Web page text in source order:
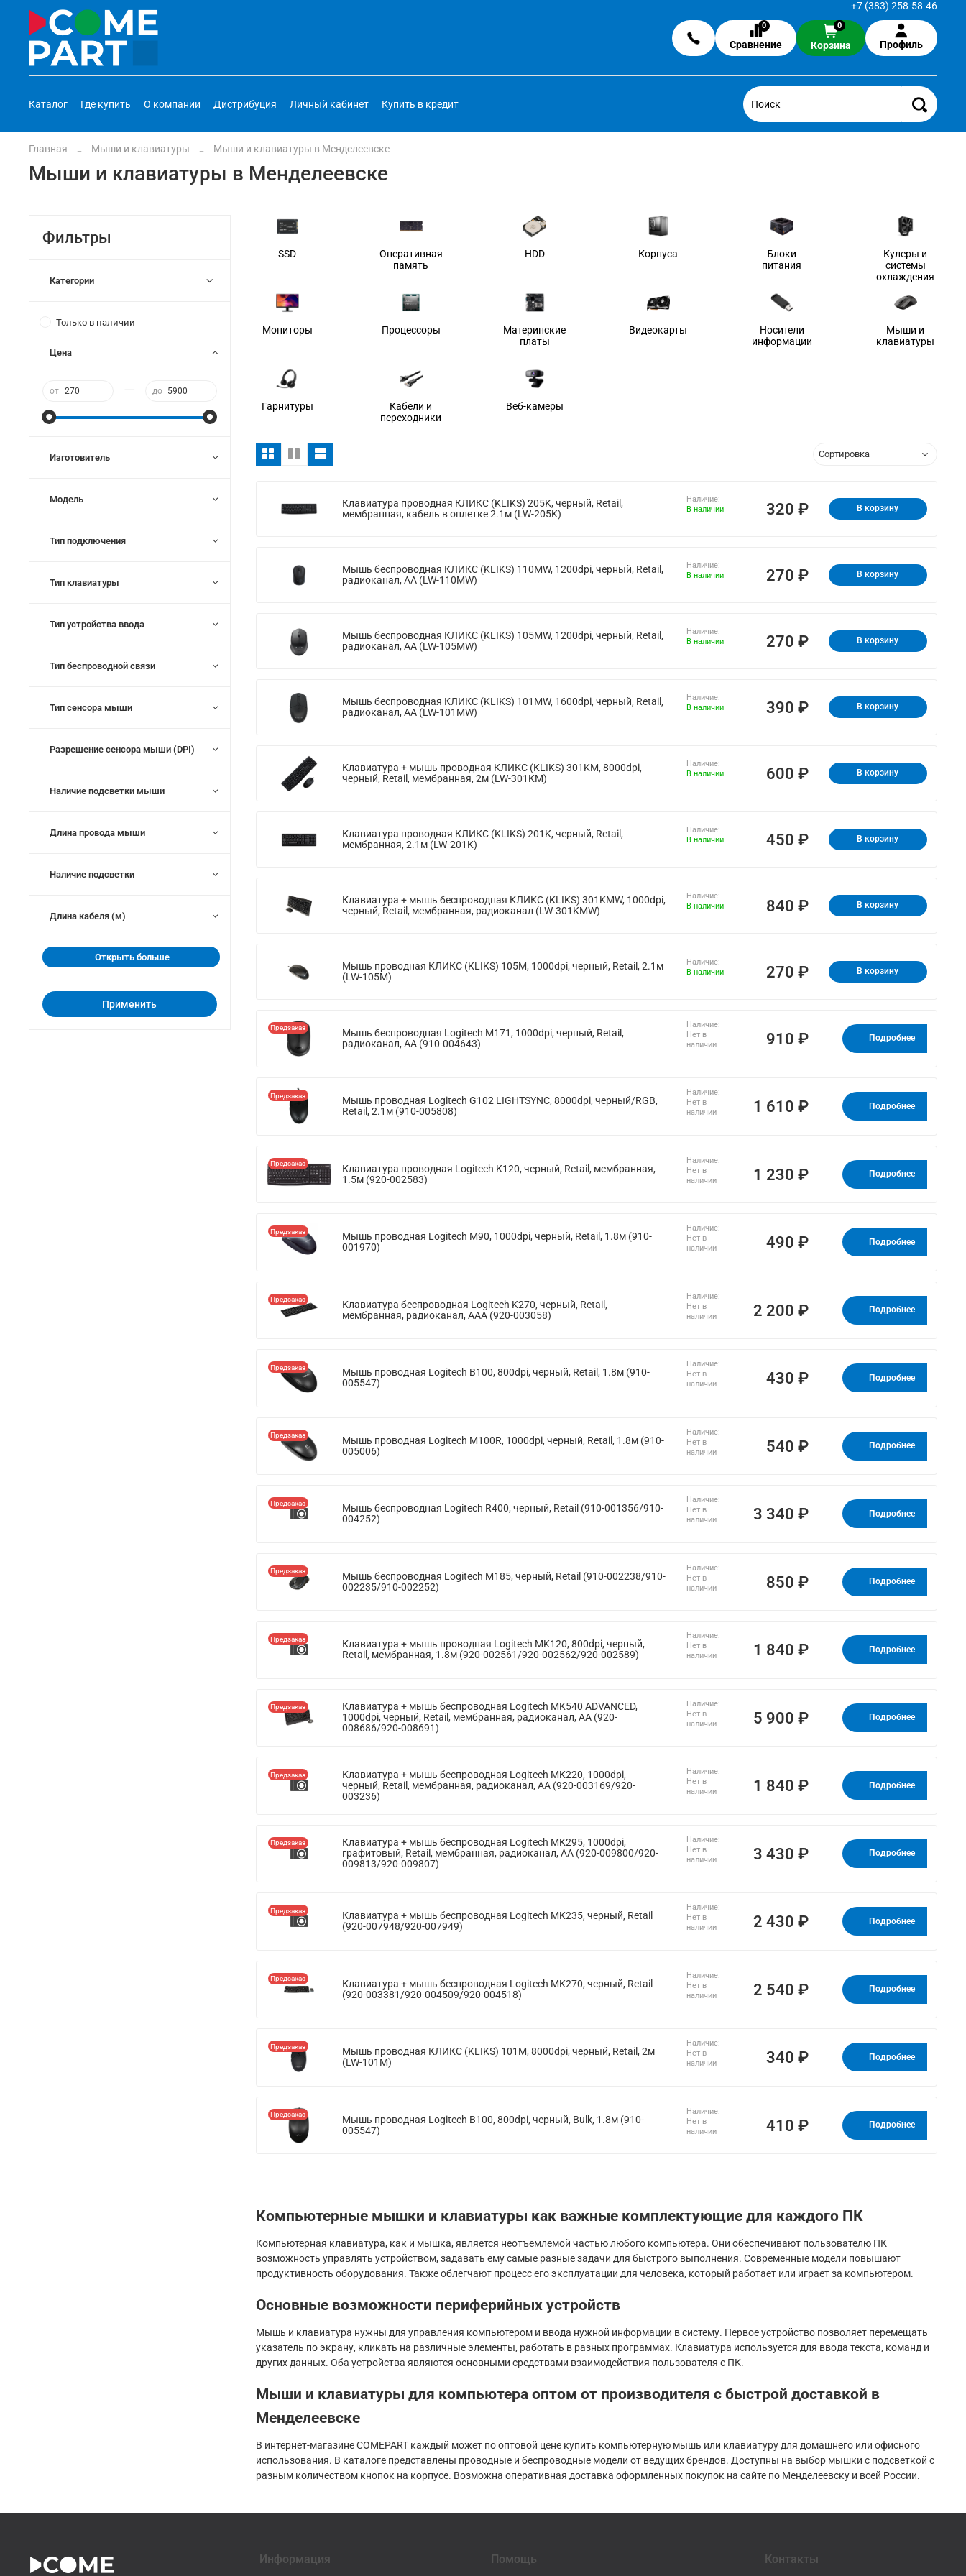
+7 (383) 258-58-46
0
Сравнение
0
Корзина Профиль
Каталог Где купить О компании Дистрибуция Личный кабинет Купить в кредит
Главная Мыши и клавиатуры Мыши и клавиатуры в Менделеевске
Мыши и клавиатуры в Менделеевске
SSD
Оперативная
память
HDD Корпуса
Блоки
питания
Кулеры и
системы
охлаждения
Мониторы Процессоры
Материнские
платы
Видеокарты
Носители
информации
Мыши и
клавиатуры
Гарнитуры
Кабели и
переходники
Веб-камеры
Клавиатура проводная КЛИКС (KLIKS) 205K, черный, Retail,
мембранная, кабель в оплетке 2.1м (LW-205K)
Наличие:
В наличии
320 ₽ В корзину
Мышь беспроводная КЛИКС (KLIKS) 110MW, 1200dpi, черный, Retail,
радиоканал, AA (LW-110MW)
Наличие:
В наличии
270 ₽ В корзину
Мышь беспроводная КЛИКС (KLIKS) 105MW, 1200dpi, черный, Retail,
радиоканал, AA (LW-105MW)
Наличие:
В наличии
270 ₽ В корзину
Мышь беспроводная КЛИКС (KLIKS) 101MW, 1600dpi, черный, Retail,
радиоканал, AA (LW-101MW)
Наличие:
В наличии
390 ₽ В корзину
Клавиатура + мышь проводная КЛИКС (KLIKS) 301KM, 8000dpi,
черный, Retail, мембранная, 2м (LW-301KM)
Наличие:
В наличии
600 ₽ В корзину
Клавиатура проводная КЛИКС (KLIKS) 201K, черный, Retail,
мембранная, 2.1м (LW-201K)
Наличие:
В наличии
450 ₽ В корзину
Клавиатура + мышь беспроводная КЛИКС (KLIKS) 301KMW, 1000dpi,
черный, Retail, мембранная, радиоканал (LW-301KMW)
Наличие:
В наличии
840 ₽ В корзину
Мышь проводная КЛИКС (KLIKS) 105M, 1000dpi, черный, Retail, 2.1м
(LW-105M)
Наличие:
В наличии
270 ₽ В корзину
Предзаказ
Мышь беспроводная Logitech M171, 1000dpi, черный, Retail,
радиоканал, AA (910-004643)
Наличие:
Нет в
наличии
910 ₽ Подробнее
Предзаказ
Мышь проводная Logitech G102 LIGHTSYNC, 8000dpi, черный/RGB,
Retail, 2.1м (910-005808)
Наличие:
Нет в
наличии
1 610 ₽ Подробнее
Предзаказ
Клавиатура проводная Logitech K120, черный, Retail, мембранная,
1.5м (920-002583)
Наличие:
Нет в
наличии
1 230 ₽ Подробнее
Предзаказ
Мышь проводная Logitech M90, 1000dpi, черный, Retail, 1.8м (910-
001970)
Наличие:
Нет в
наличии
490 ₽ Подробнее
Предзаказ
Клавиатура беспроводная Logitech K270, черный, Retail,
мембранная, радиоканал, AAA (920-003058)
Наличие:
Нет в
наличии
2 200 ₽ Подробнее
Предзаказ
Мышь проводная Logitech B100, 800dpi, черный, Retail, 1.8м (910-
005547)
Наличие:
Нет в
наличии
430 ₽ Подробнее
Предзаказ
Мышь проводная Logitech M100R, 1000dpi, черный, Retail, 1.8м (910-
005006)
Наличие:
Нет в
наличии
540 ₽ Подробнее
Предзаказ
Мышь беспроводная Logitech R400, черный, Retail (910-001356/910-
004252)
Наличие:
Нет в
наличии
3 340 ₽ Подробнее
Предзаказ
Мышь беспроводная Logitech M185, черный, Retail (910-002238/910-
002235/910-002252)
Наличие:
Нет в
наличии
850 ₽ Подробнее
Предзаказ
Клавиатура + мышь проводная Logitech MK120, 800dpi, черный,
Retail, мембранная, 1.8м (920-002561/920-002562/920-002589)
Наличие:
Нет в
наличии
1 840 ₽ Подробнее
Предзаказ
Клавиатура + мышь беспроводная Logitech MK540 ADVANCED,
1000dpi, черный, Retail, мембранная, радиоканал, AA (920-
008686/920-008691)
Наличие:
Нет в
наличии
5 900 ₽ Подробнее
Предзаказ
Клавиатура + мышь беспроводная Logitech MK220, 1000dpi,
черный, Retail, мембранная, радиоканал, AA (920-003169/920-
003236)
Наличие:
Нет в
наличии
1 840 ₽ Подробнее
Предзаказ
Клавиатура + мышь беспроводная Logitech MK295, 1000dpi,
графитовый, Retail, мембранная, радиоканал, AA (920-009800/920-
009813/920-009807)
Наличие:
Нет в
наличии
3 430 ₽ Подробнее
Предзаказ
Клавиатура + мышь беспроводная Logitech MK235, черный, Retail
(920-007948/920-007949)
Наличие:
Нет в
наличии
2 430 ₽ Подробнее
Предзаказ
Клавиатура + мышь беспроводная Logitech MK270, черный, Retail
(920-003381/920-004509/920-004518)
Наличие:
Нет в
наличии
2 540 ₽ Подробнее
Предзаказ
Мышь проводная КЛИКС (KLIKS) 101M, 8000dpi, черный, Retail, 2м
(LW-101M)
Наличие:
Нет в
наличии
340 ₽ Подробнее
Предзаказ
Мышь проводная Logitech B100, 800dpi, черный, Bulk, 1.8м (910-
005547)
Наличие:
Нет в
наличии
410 ₽ Подробнее
Компьютерные мышки и клавиатуры как важные комплектующие для каждого ПК
Компьютерная клавиатура, как и мышка, является неотъемлемой частью любого компьютера. Они обеспечивают пользователю ПК
возможность управлять устройством, задавать ему самые разные задачи для быстрого выполнения. Современные модели повышают
продуктивность оборудования. Также облегчают процесс его эксплуатации для человека, который работает или играет за компьютером.
Основные возможности периферийных устройств
Мышь и клавиатура нужны для управления компьютером и ввода нужной информации в систему. Первое устройство позволяет перемещать
указатель по экрану, кликать на различные элементы, работать в разных программах. Клавиатура используется для ввода текста, команд и
других данных. Оба устройства являются основными средствами взаимодействия пользователя с ПК.
Мыши и клавиатуры для компьютера оптом от производителя с быстрой доставкой в
Менделеевске
В интернет-магазине COMEPART каждый может по оптовой цене купить компьютерную мышь или клавиатуру для домашнего или офисного
использования. В каталоге представлены проводные и беспроводные модели от ведущих брендов. Доступны на выбор мышки с подсветкой с
разным количеством кнопок на корпусе. Возможна оперативная доставка оформленных покупок на сайте по Менделеевску и всей России.
Фильтры
Категории
Только в наличии
Открыть больше
Цена
от до
Изготовитель
Модель
Тип подключения
Тип клавиатуры
Тип устройства ввода
Тип беспроводной связи
Тип сенсора мыши
Разрешение сенсора мыши (DPI)
Наличие подсветки мыши
Длина провода мыши
Наличие подсветки
Длина кабеля (м)
Применить
Информация Помощь Контакты